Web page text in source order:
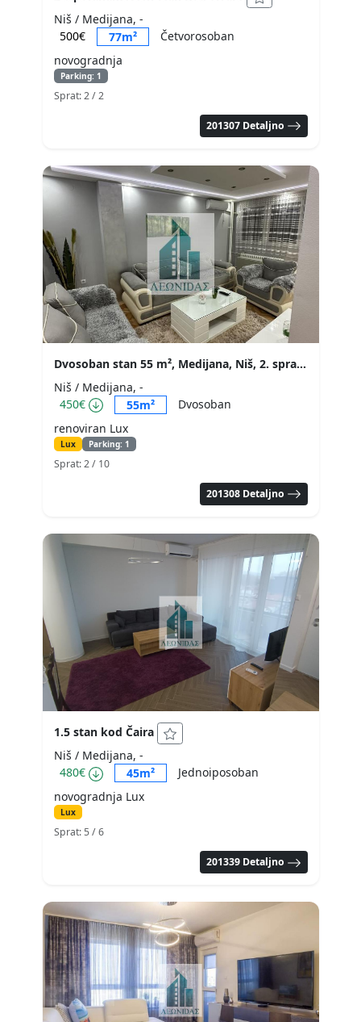
Niš / Medijana, -
500€
77m²
Četvorosoban
novogradnja
Parking: 1
Sprat: 2 / 2
201307 Detaljno
Dvosoban stan 55 m², Medijana, Niš, 2. sprat
Niš / Medijana, -
450€
55m²
Dvosoban
renoviran Lux
Lux Parking: 1
Sprat: 2 / 10
201308 Detaljno
1.5 stan kod Čaira
Niš / Medijana, -
480€
45m²
Jednoiposoban
novogradnja Lux
Lux
Sprat: 5 / 6
201339 Detaljno